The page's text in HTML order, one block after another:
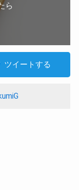
ら
ツイートする